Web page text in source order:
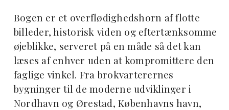
Bogen er et overflødighedshorn af flotte
billeder, historisk viden og eftertænksomme
øjeblikke, serveret på en måde så det kan
læses af enhver uden at kompromittere den
faglige vinkel. Fra brokvarterernes
bygninger til de moderne udviklinger i
Nordhavn og Ørestad, Københavns havn,